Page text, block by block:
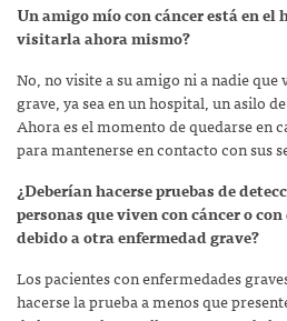
Un amigo mío con cáncer está en el
visitarla ahora mismo?
No, no visite a su amigo ni a nadie
grave, ya sea en un hospital, un asilo
Ahora es el momento de quedarse en
para mantenerse en contacto con sus
¿Deberían hacerse pruebas de
personas que viven con cáncer o
debido a otra enfermedad grave?
Los pacientes con enfermedades
hacerse la prueba a menos que